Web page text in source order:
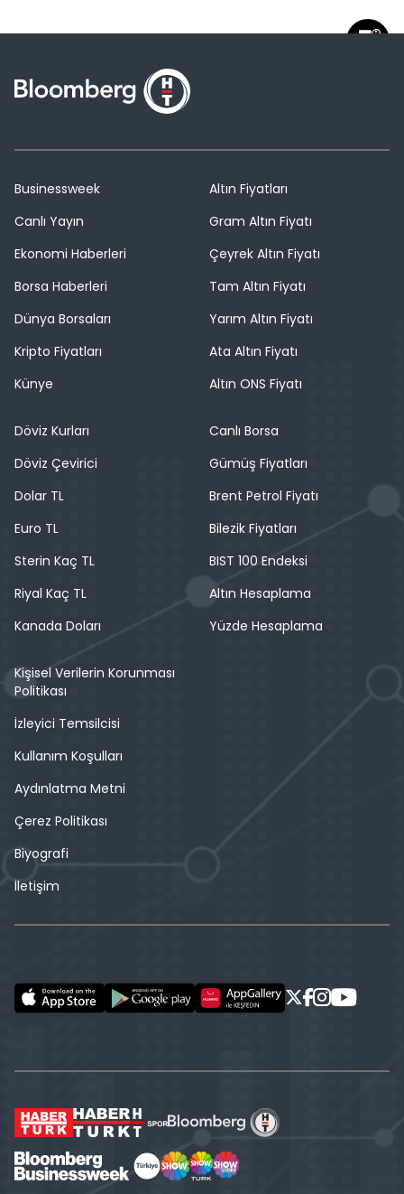
Businessweek
Canlı Yayın
Ekonomi Haberleri
Borsa Haberleri
Dünya Borsaları
Kripto Fiyatları
Künye
Altın Fiyatları
Gram Altın Fiyatı
Çeyrek Altın Fiyatı
Tam Altın Fiyatı
Yarım Altın Fiyatı
Ata Altın Fiyatı
Altın ONS Fiyatı
Döviz Kurları
Döviz Çevirici
Dolar TL
Euro TL
Sterin Kaç TL
Riyal Kaç TL
Kanada Doları
Canlı Borsa
Gümüş Fiyatları
Brent Petrol Fiyatı
Bilezik Fiyatları
BIST 100 Endeksi
Altın Hesaplama
Yüzde Hesaplama
Kişisel Verilerin Korunması
Politikası
İzleyici Temsilcisi
Kullanım Koşulları
Aydınlatma Metni
Çerez Politikası
Biyografi
İletişim